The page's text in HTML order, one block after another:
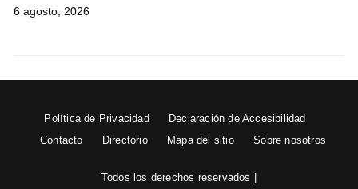
6 agosto, 2026
Política de Privacidad
Declaración de Accesibilidad
Contacto
Directorio Mapa del sitio Sobre nosotros
Todos los derechos reservados |